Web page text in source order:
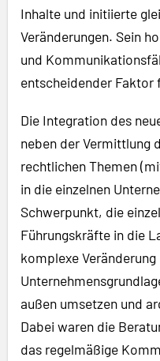
Inhalte und initiierte
Veränderungen. Sein
und
entscheidender Faktor
Die Integration des
neben der Vermittlung
rechtlichen Themen
in die einzelnen
Schwerpunkt, die
Führungskräfte in die
komplexe
außen umsetzen und
Dabei waren die
das regelmäßige